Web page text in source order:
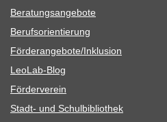
Bera­tungs­an­ge­bote
Berufs­ori­en­tie­rung
Förderangebote/​​Inklusion
Leo­Lab-Blog
För­der­ver­ein
Stadt- und Schulbibliothek